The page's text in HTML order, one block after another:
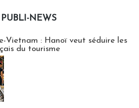
PUBLI-NEWS
Vietnam : Hanoï veut séduire les
du tourisme